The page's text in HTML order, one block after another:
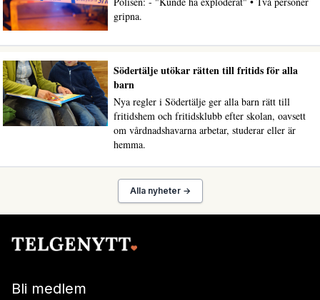
gripna.
Södertälje utökar rätten till fritids för alla
barn
Nya regler i Södertälje ger alla barn rätt till
fritidshem och fritidsklubb efter skolan, oavsett
om vårdnadshavarna arbetar, studerar eller är
hemma.
Alla nyheter →
Bli medlem